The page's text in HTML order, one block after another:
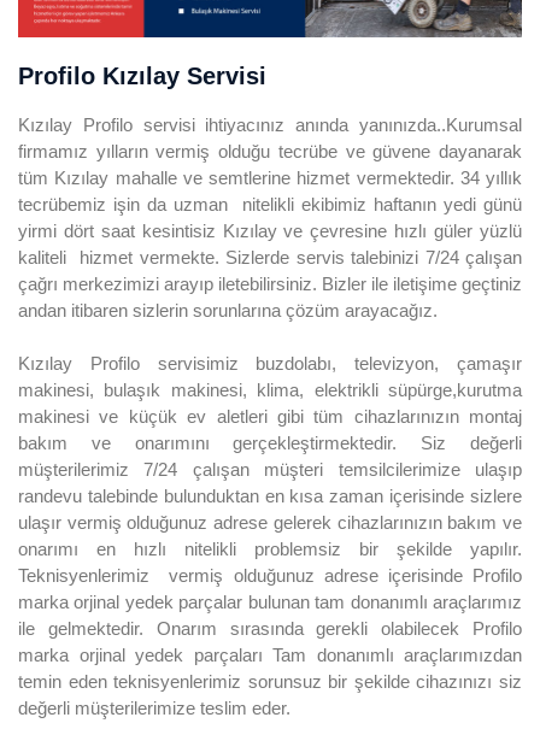
Profilo Kızılay Servisi
Kızılay Profilo servisi ihtiyacınız anında yanınızda..Kurumsal
firmamız yılların vermiş olduğu tecrübe ve güvene dayanarak
tüm Kızılay mahalle ve semtlerine hizmet vermektedir. 34 yıllık
tecrübemiz işin da uzman nitelikli ekibimiz haftanın yedi günü
yirmi dört saat kesintisiz Kızılay ve çevresine hızlı güler yüzlü
kaliteli hizmet vermekte. Sizlerde servis talebinizi 7/24 çalışan
çağrı merkezimizi arayıp iletebilirsiniz. Bizler ile iletişime geçtiniz
andan itibaren sizlerin sorunlarına çözüm arayacağız.
Kızılay Profilo servisimiz buzdolabı, televizyon, çamaşır
makinesi, bulaşık makinesi, klima, elektrikli süpürge,kurutma
makinesi ve küçük ev aletleri gibi tüm cihazlarınızın montaj
bakım ve onarımını gerçekleştirmektedir. Siz değerli
müşterilerimiz 7/24 çalışan müşteri temsilcilerimize ulaşıp
randevu talebinde bulunduktan en kısa zaman içerisinde sizlere
ulaşır vermiş olduğunuz adrese gelerek cihazlarınızın bakım ve
onarımı en hızlı nitelikli problemsiz bir şekilde yapılır.
Teknisyenlerimiz vermiş olduğunuz adrese içerisinde Profilo
marka orjinal yedek parçalar bulunan tam donanımlı araçlarımız
ile gelmektedir. Onarım sırasında gerekli olabilecek Profilo
marka orjinal yedek parçaları Tam donanımlı araçlarımızdan
temin eden teknisyenlerimiz sorunsuz bir şekilde cihazınızı siz
değerli müşterilerimize teslim eder.